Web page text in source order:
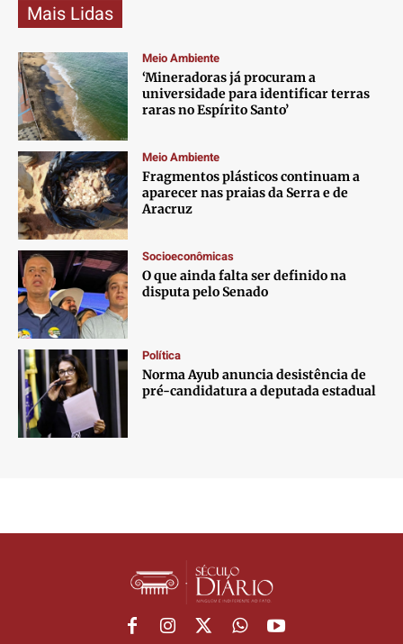
Mais Lidas
Meio Ambiente
‘Mineradoras já procuram a
universidade para identificar terras
raras no Espírito Santo’
Meio Ambiente
Fragmentos plásticos continuam a
aparecer nas praias da Serra e de
Aracruz
Socioeconômicas
O que ainda falta ser definido na
disputa pelo Senado
Política
Norma Ayub anuncia desistência de
pré-candidatura a deputada estadual